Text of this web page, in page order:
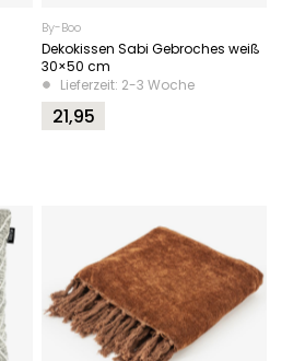
By-Boo
Dekokissen Sabi Gebroches weiß
30×50 cm
Lieferzeit: 2-3 Woche
21,95